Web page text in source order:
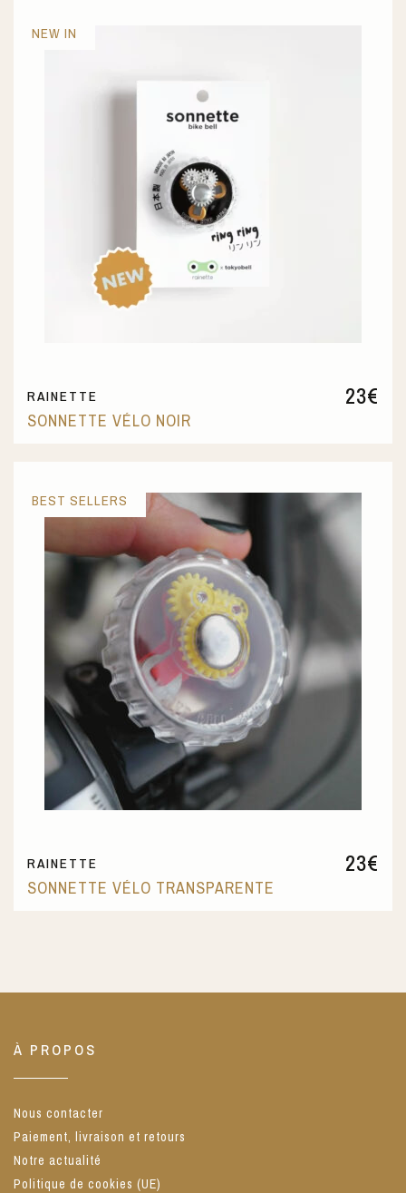
23€
RAINETTE
SONNETTE VÉLO NOIR
NEW IN
23€
RAINETTE
SONNETTE VÉLO TRANSPARENTE
BEST SELLERS
À PROPOS
Nous contacter
Paiement, livraison et retours
Notre actualité
Politique de cookies (UE)